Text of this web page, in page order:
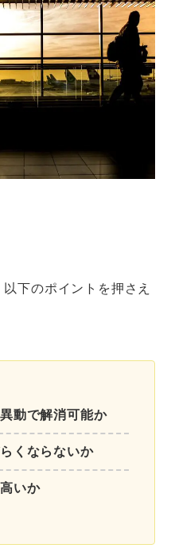
下のポイントを押さえ
動で解消可能か
くならないか
いか